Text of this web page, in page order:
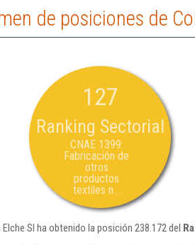
de posiciones de
127
Ranking Sectorial
CNAE 1399:
Fabricación de
otros
productos
textiles n...
Sl ha obtenido la posición 238.172 del